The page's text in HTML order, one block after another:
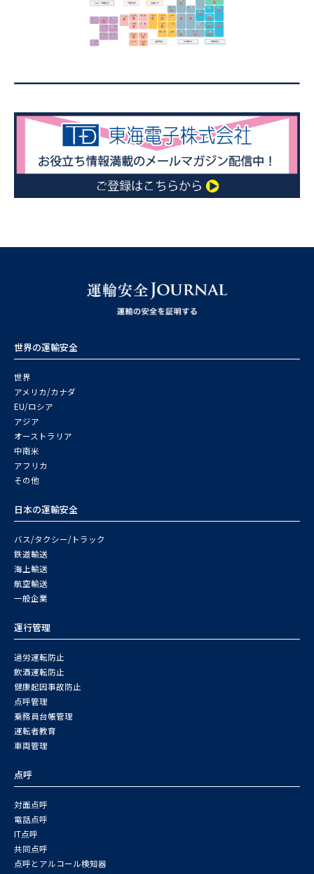
世界の運輸安全
世界
アメリカ/カナダ
EU/ロシア
アジア
オーストラリア
中南米
アフリカ
その他
日本の運輸安全
バス/タクシー/トラック
鉄道輸送
海上輸送
航空輸送
一般企業
運行管理
過労運転防止
飲酒運転防止
健康起因事故防止
点呼管理
乗務員台帳管理
運転者教育
車両管理
点呼
対面点呼
電話点呼
IT点呼
共同点呼
点呼とアルコール検知器